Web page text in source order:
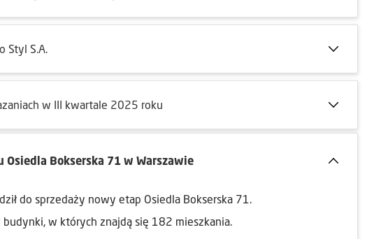
Styl S.A.
w III kwartale 2025 roku
Osiedla Bokserska 71 w Warszawie
do sprzedaży nowy etap Osiedla Bokserska 71.
w których znajdą się 182 mieszkania.